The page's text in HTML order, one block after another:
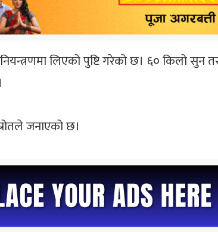
नियन्त्रणमा लिएको पुष्टि गरेको छ। ६० किलो
जनाएको छ।